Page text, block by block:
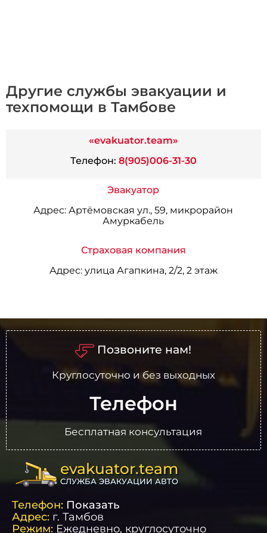
Другие службы эвакуации и
техпомощи в Тамбове
«evakuator.team»
Телефон: 8(905)006-31-30
Эвакуатор
Адрес: Артёмовская ул., 59, микрорайон
Амуркабель
Страховая компания
Адрес:улица Агапкина, 2/2, 2 этаж
Позвоните нам!
Круглосуточно и без выходных
Телефон
Бесплатная консультация
evakuator.team
СЛУЖБА ЭВАКУАЦИИ АВТО
Телефон: Показать
Адрес: г.Тамбов
Режим: Ежедневно, круглосуточно